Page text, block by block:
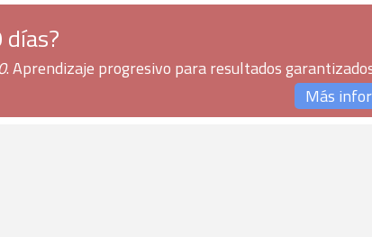
. Aprendizaje progresivo para resultados
Más